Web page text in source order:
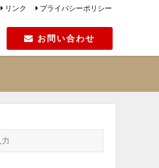
リンク プライバシーポリシー
お問い合わせ